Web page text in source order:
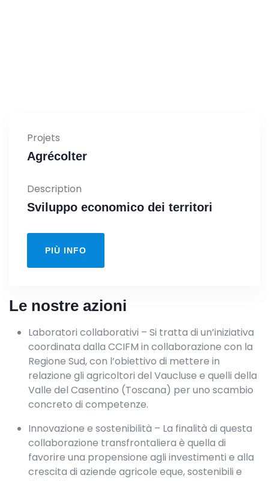
Projets
Agrécolter
Description
Sviluppo economico dei territori
PIÙ INFO
Le nostre azioni
Laboratori collaborativi – Si tratta di un’iniziativa
coordinata dalla CCIFM in collaborazione con la
Regione Sud, con l’obiettivo di mettere in
relazione gli agricoltori del Vaucluse e quelli della
Valle del Casentino (Toscana) per uno scambio
concreto di competenze.
Innovazione e sostenibilità – La finalità di questa
collaborazione transfrontaliera è quella di
favorire una propensione agli investimenti e alla
crescita di aziende agricole eque, sostenibili e